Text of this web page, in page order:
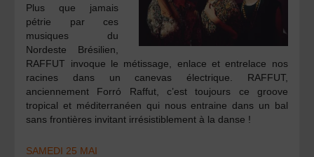
Plus que jamais
pétrie par ces
musiques du
Nordeste Brésilien,
RAFFUT invoque le métissage, enlace et entrelace nos
racines dans un canevas électrique. RAFFUT,
anciennement Forró Raffut, c’est toujours ce groove
tropical et méditerranéen qui nous entraine dans un bal
sans frontières invitant irrésistiblement à la danse !
SAMEDI 25 MAI